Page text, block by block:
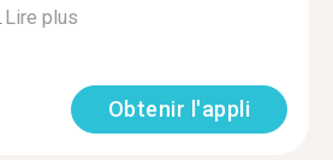
Lire plus
Obtenir l'appli